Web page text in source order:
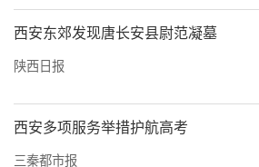
利断代史博物馆”，成为体
慧和展示中国农耕文明演进的
西安东郊发现唐长安县尉范凝墓
陕西日报
西安多项服务举措护航高考
三秦都市报